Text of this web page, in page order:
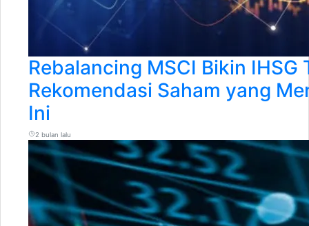
Rebalancing MSCI Bikin
Rekomendasi Saham yang
Ini
2 bulan lalu